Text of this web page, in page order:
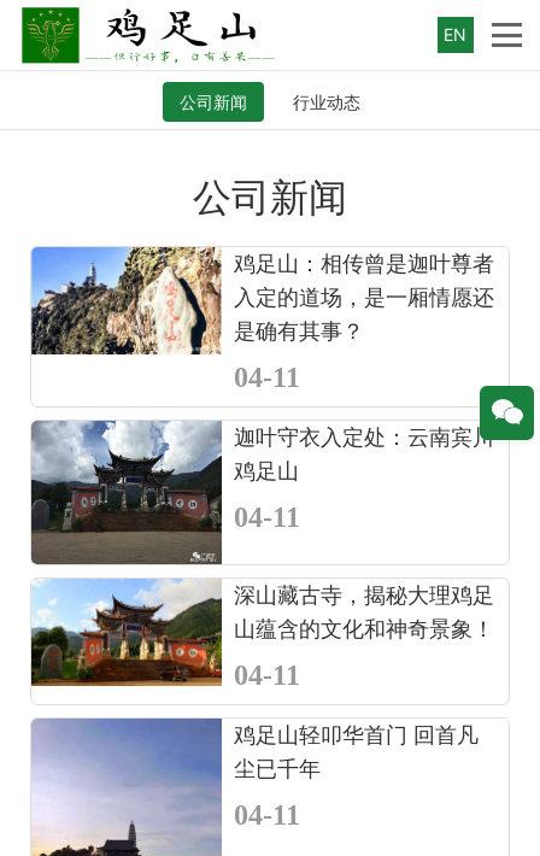
EN
公司新闻 行业动态
公司新闻
鸡足山：相传曾是迦叶尊者
入定的道场，是一厢情愿还
是确有其事？
04-11
迦叶守衣入定处：云南宾川
鸡足山
04-11
深山藏古寺，揭秘大理鸡足
山蕴含的文化和神奇景象！
04-11
鸡足山轻叩华首门 回首凡
尘已千年
04-11